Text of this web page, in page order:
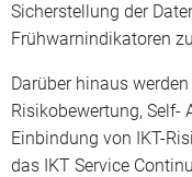
Sicherstellung der
Frühwarnindikatoren
Darüber hinaus
Risikobewertung, Self-
Einbindung von IKT-
das IKT Service